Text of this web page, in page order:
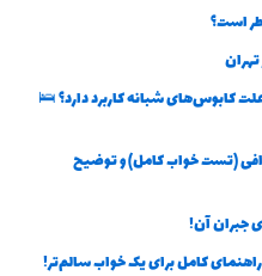
است؟
کابوس‌های شبانه کاربرد دارد؟ 🛌
(تست خواب کامل) و توضیح
جبران آن!
کامل برای یک خواب سالم‌تر!